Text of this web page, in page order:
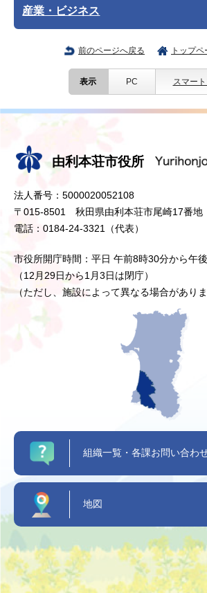
産業・ビジネス
前のページへ戻る トップ
表示 PC スマー
由利本荘市役所
法人番号：5000020052108
〒015-8501 秋田県由利本荘市尾崎17番地
電話：0184-24-3321（代表）
市役所開庁時間：平日 午前8時30分から午
（12月29日から1月3日は閉庁）
（ただし、施設によって異なる場合がありま
組織一覧・各課お問い合わ
地図